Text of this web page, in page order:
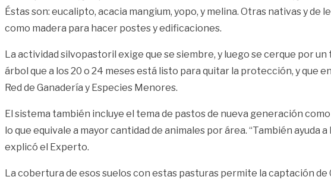
Éstas son: eucalipto, acacia mangium, yopo, y melina. Otras nativas y
como madera para hacer postes y edificaciones.
La actividad silvopastoril exige que se siembre, y luego se cerque por
árbol que a los 20 o 24 meses está listo para quitar la protección, y que
Red de Ganadería y Especies Menores.
El sistema también incluye el tema de pastos de nueva generación
lo que equivale a mayor cantidad de animales por área. “También
explicó el Experto.
La cobertura de esos suelos con estas pasturas permite la captación